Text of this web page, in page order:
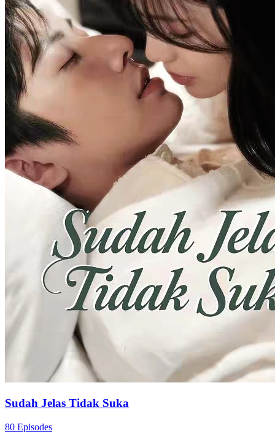
Istri Forensik Nikah Kilat
92 Episodes
Karena profesinya sebagai dokter forensik, Vivi dihina pacarnya.
Setelah menendang si berengsek, ia ke bar untuk mabuk dan tanpa
sengaja tidur dengan pamannya!Vivi: “Aku dokter forensik, orang
bilang aku berbau mayat.”Wirawan: “Aku pebisnis, orang bilang
aku bau uang. Nona Vivi, kita cocok. Mau urus surat nikah?”
Cinta Setelah Pernikahan
Romansa Urban